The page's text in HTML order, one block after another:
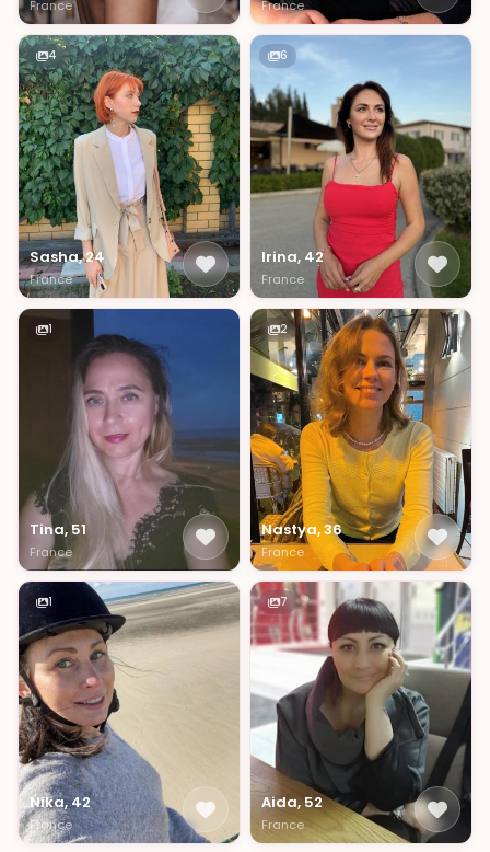
France France
4
Sasha, 24
France
6
Irina, 42
France
1
Tina, 51
France
2
Nastya, 36
France
1
Nika, 42
France
7
Aida, 52
France